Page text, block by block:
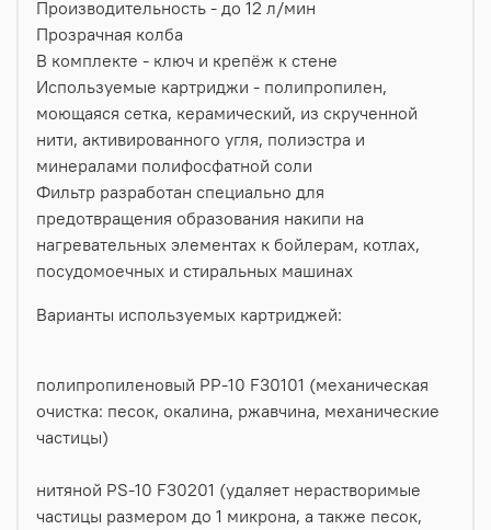
Производительность - до 12 л/мин
Прозрачная колба
В комплекте - ключ и крепёж к стене
Используемые картриджи - полипропилен,
моющаяся сетка, керамический, из скрученной
нити, активированного угля, полиэстра и
минералами полифосфатной соли
Фильтр разработан специально для
предотвращения образования накипи на
нагревательных элементах к бойлерам, котлах,
посудомоечных и стиральных машинах
Варианты используемых картриджей:
полипропиленовый PP-10 F30101 (механическая
очистка: песок, окалина, ржавчина, механические
частицы)
нитяной PS-10 F30201 (удаляет нерастворимые
частицы размером до 1 микрона, а также песок,